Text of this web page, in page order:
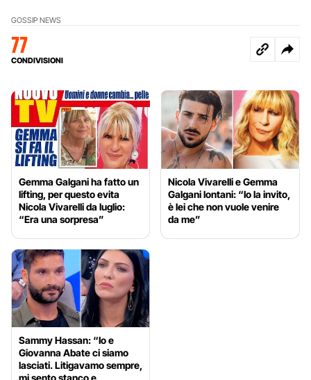
GOSSIP NEWS
77
CONDIVISIONI
Gemma Galgani ha fatto un
lifting, per questo evita
Nicola Vivarelli da luglio:
“Era una sorpresa”
Nicola Vivarelli e Gemma
Galgani lontani: “Io la invito,
è lei che non vuole venire
da me”
Sammy Hassan: “Io e
Giovanna Abate ci siamo
lasciati. Litigavamo sempre,